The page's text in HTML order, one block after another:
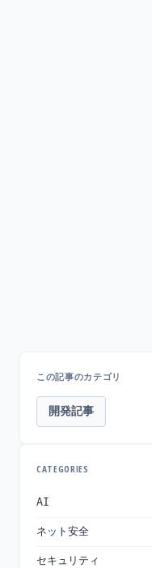
この記事のカテゴリ
開発記事
CATEGORIES
AI
ネット安全
セキュリティ